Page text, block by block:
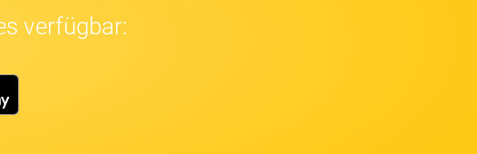
verfügbar: